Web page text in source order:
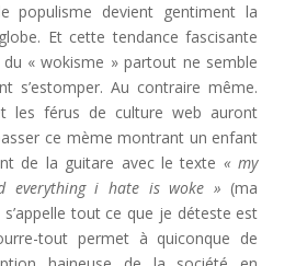
populisme devient gentiment la
Et cette tendance fascisante
« wokisme » partout ne semble
s’estomper. Au contraire même.
les férus de culture web auront
ce mème montrant un enfant
de la guitare avec le texte « my
everything i hate is woke » (ma
tout ce que je déteste est
tout permet à quiconque de